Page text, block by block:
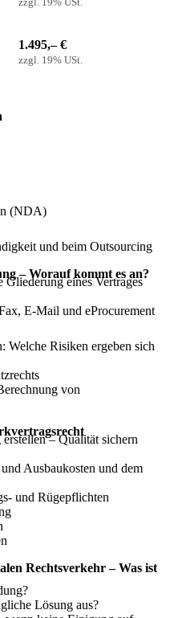
1.495,– €
zzgl. 19% USt.
(NDA)
und beim Outsourcing
– Worauf kommt es an?
eines Vertrages
E-Mail und eProcurement
Welche Risiken ergeben sich
von
– Qualität sichern
Ausbaukosten und dem
und Rügepflichten
Rechtsverkehr – Was ist
Lösung aus?